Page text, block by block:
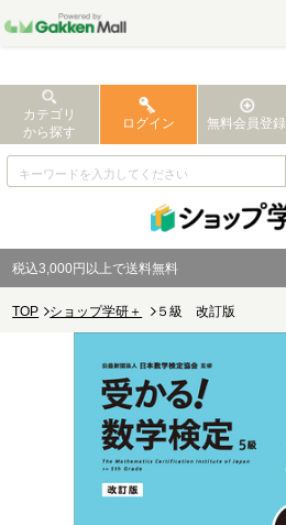
カテゴリ
から探す
ログイン 無料会員登録
税込3,000円以上で送料無料
TOP ショップ学研＋ ５級 改訂版